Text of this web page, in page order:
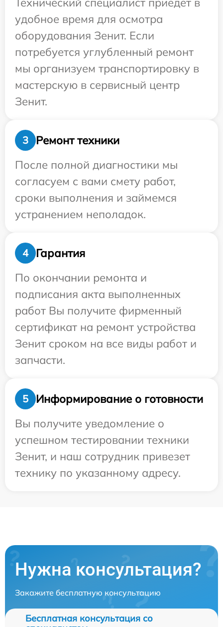
удобное время для осмотра
оборудования Зенит. Если
потребуется углубленный ремонт
мы организуем транспортировку в
мастерскую в сервисный центр
Зенит.
3
Ремонт техники
После полной диагностики мы
согласуем с вами смету работ,
сроки выполнения и займемся
устранением неполадок.
4
Гарантия
По окончании ремонта и
подписания акта выполненных
работ Вы получите фирменный
сертификат на ремонт устройства
Зенит сроком на все виды работ и
запчасти.
5
Информирование о готовности
Вы получите уведомление о
успешном тестировании техники
Зенит, и наш сотрудник привезет
технику по указанному адресу.
Нужна консультация?
Закажите бесплатную консультацию
Бесплатная консультация со